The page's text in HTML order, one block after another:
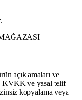
açıklamaları ve
KVKK ve yasal telif
kopyalama veya